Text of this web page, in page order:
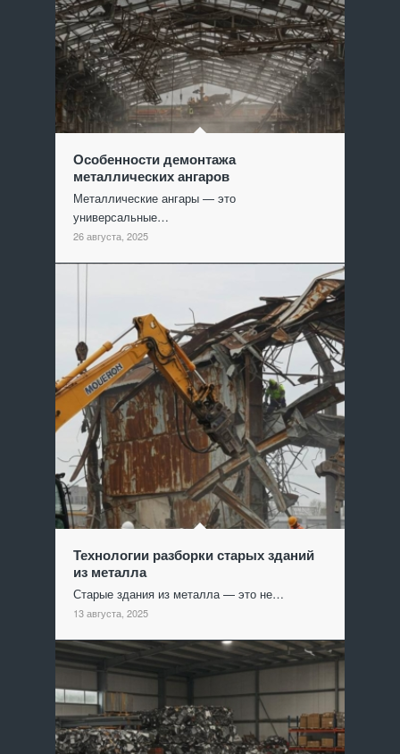
Особенности демонтажа
металлических ангаров
Металлические ангары — это
универсальные…
26 августа, 2025
Технологии разборки старых зданий
из металла
Старые здания из металла — это не…
13 августа, 2025